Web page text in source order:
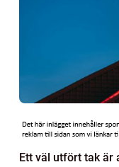
Ett väl utfört tak är